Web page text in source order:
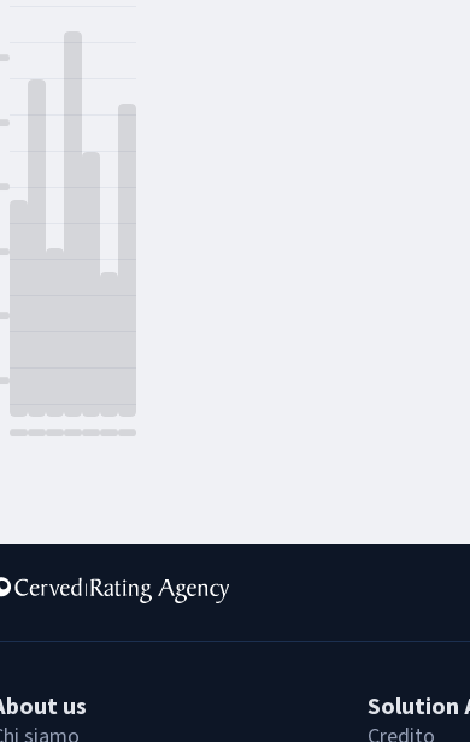
us Solution